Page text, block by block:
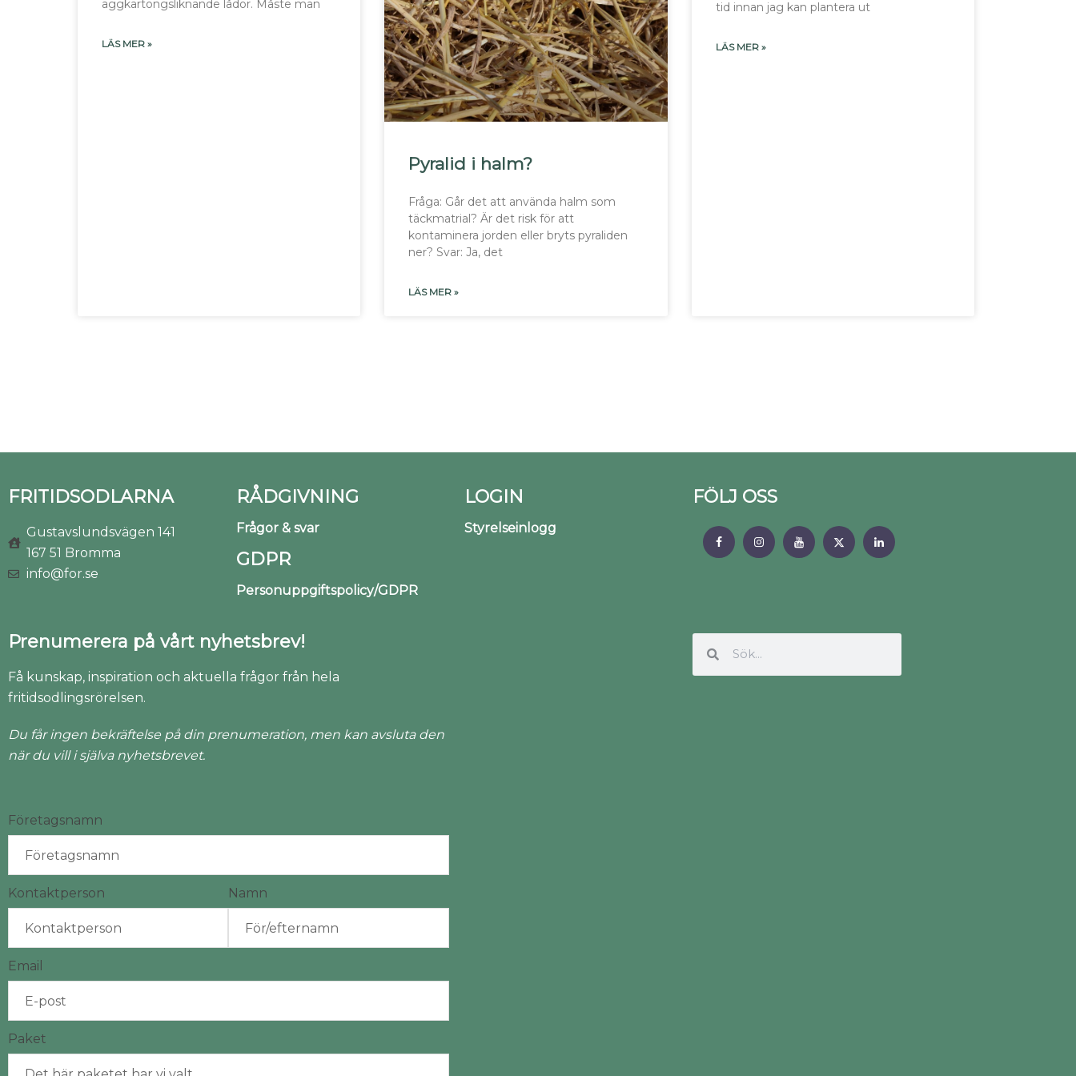
äggkartongsliknande lådor. Måste man
LÄS MER »
Pyralid i halm?
Fråga: Går det att använda halm som
täckmatrial? Är det risk för att
kontaminera jorden eller bryts pyraliden
ner? Svar: Ja, det
LÄS MER »
tid innan jag kan plantera ut
LÄS MER »
FRITIDSODLARNA
Gustavslundsvägen 141
167 51 Bromma
info@for.se
RÅDGIVNING
Frågor & svar
GDPR
Personuppgiftspolicy/GDPR
LOGIN
Styrelseinlogg
FÖLJ OSS
Prenumerera på vårt nyhetsbrev!
Få kunskap, inspiration och aktuella frågor från hela
fritidsodlingsrörelsen.
Du får ingen bekräftelse på din prenumeration, men kan avsluta den
när du vill i själva nyhetsbrevet.
Företagsnamn
Kontaktperson Namn
Email
Paket